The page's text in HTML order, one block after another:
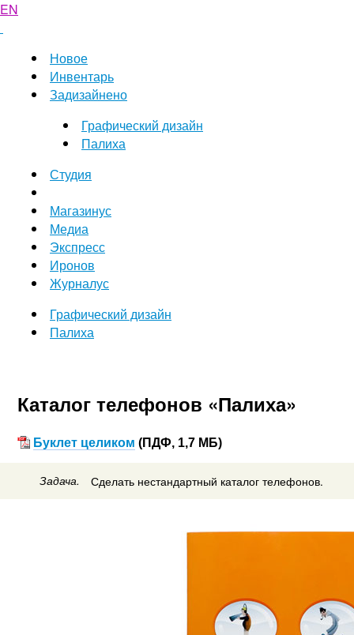
EN
Новое
Инвентарь
Задизайнено
Графический дизайн
Палиха
Студия
Магазинус
Медиа
Экспресс
Иронов
Журналус
Графический дизайн
Палиха
Каталог телефонов «Палиха»
Буклет целиком (ПДФ, 1,7 МБ)
Задача. Сделать нестандартный каталог телефонов.